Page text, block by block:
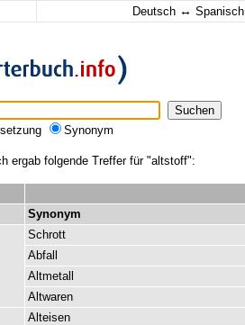
Deutsch ↔ Spanisch
Synonym
ergab folgende Treffer für "altstoff":
Synonym
Schrott
Abfall
Altmetall
Altwaren
Alteisen